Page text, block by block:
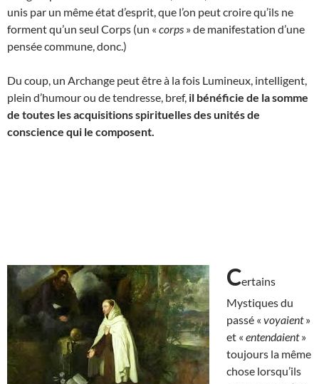
unis par un même état d’esprit, que l’on peut croire qu’ils ne
forment qu’un seul Corps (un « corps » de manifestation d’une
pensée commune, donc.)
Du coup, un Archange peut être à la fois Lumineux, intelligent,
plein d’humour ou de tendresse, bref, il bénéficie de la somme
de toutes les acquisitions spirituelles des unités de
conscience qui le composent.
Certains
Mystiques du
passé « voyaient»
et « entendaient»
toujours la même
chose lorsqu’ils